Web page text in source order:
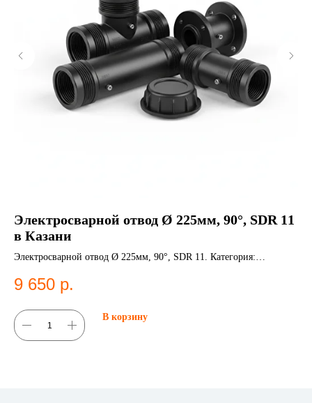
Электросварной отвод Ø 225мм, 90°, SDR 11
в Казани
Электросварной отвод Ø 225мм, 90°, SDR 11. Категория:
9 650 р.
В корзину